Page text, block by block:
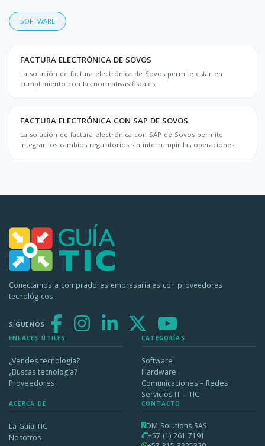
SOFTWARE
FACTURA ELECTRÓNICA DE SOVOS
La solución de factura electrónica de Sovos permite estar en
cumplimiento con las normativas fiscales
FACTURA ELECTRÓNICA CON SAP DE SOVOS
La solución de factura electrónica con SAP de Sovos permite
integrar los cambios regulatorios sin interrumpir las operaciones
Conectamos a compradores empresariales con proveedores
tecnológicos.
SÍGUENOS
ENLACES ÚTILES
¿Vendes tecnología?
¿Buscas tecnología?
Proveedores
CATEGORÍAS
Software
Hardware
Comunicaciones – Redes
Servicios IT – TIC
ACERCA DE
La Guía TIC
Nosotros
CONTACTO
DM Solutions SAS
+57 (1) 261 7191